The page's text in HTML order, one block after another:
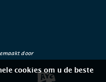
door
cookies om u de beste